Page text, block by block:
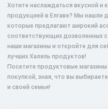
Хотите наслаждаться вкусной и
продукцией в Елгаве? Мы нашли
которые предлагают широкий
соответствующих дозволенных
наши магазины и откройте для
лучших Халяль продуктов!
Посетите продуктовые
покупкой, зная, что вы
и своей семьи!